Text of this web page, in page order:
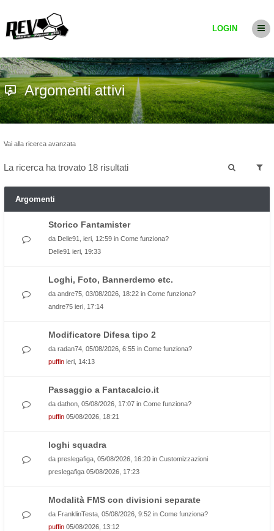
LOGIN
Argomenti attivi
Vai alla ricerca avanzata
La ricerca ha trovato 18 risultati
Argomenti
Storico Fantamister
da Delle91 , ieri, 12:59 in Come funziona?
Delle91 ieri, 19:33
Loghi, Foto, Bannerdemo etc.
da andre75 , 03/08/2026, 18:22 in Come funziona?
andre75 ieri, 17:14
Modificatore Difesa tipo 2
da radan74 , 05/08/2026, 6:55 in Come funziona?
puffin ieri, 14:13
Passaggio a Fantacalcio.it
da dathon , 05/08/2026, 17:07 in Come funziona?
puffin 05/08/2026, 18:21
loghi squadra
da preslegafiga , 05/08/2026, 16:20 in Customizzazioni
preslegafiga 05/08/2026, 17:23
Modalità FMS con divisioni separate
da FranklinTesta , 05/08/2026, 9:52 in Come funziona?
puffin 05/08/2026, 13:12